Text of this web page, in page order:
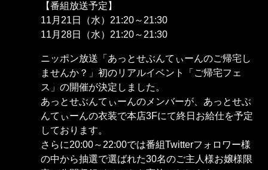
【番組放送予定】
11月21日（水）21:20～21:30
11月28日（水）21:20～21:30
ニッポン放送「あっとせぶんてぃーんのご帰宅し
ませんか？」初のリアルイベント「ご帰宅フェ
ス」の開催が決定しました。
あっとせぶんてぃーんのメンバーが、あっとせぶ
んてぃーんの衣装で本店3Fにて終日お給仕を予定
しております。
さらに20:00～22:00では番組Twitterフォロワー様
の中から抽選で選ばれた30名のご主人様お嬢様限